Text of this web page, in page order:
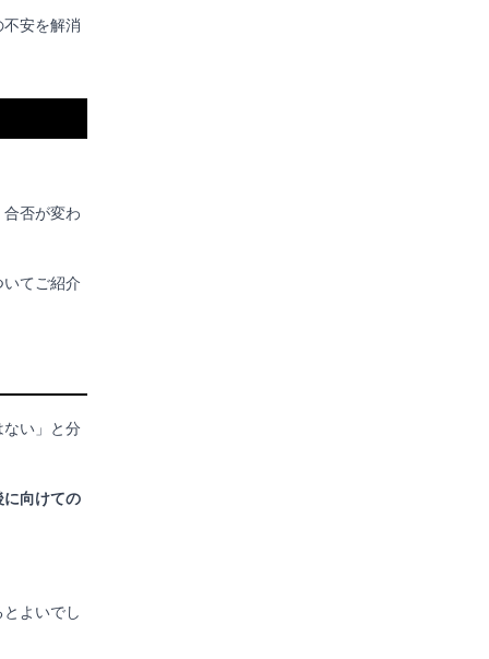
安を解消
否が変わ
てご紹介
ない」と分
向けての
よいでし